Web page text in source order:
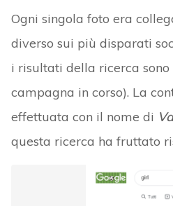
Ogni singola foto era
diverso sui più disparati
i risultati della ricerca
campagna in corso). La
effettuata con il nome di
questa ricerca ha fruttato